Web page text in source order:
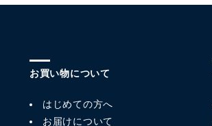
お買い物について
はじめての方へ
お届けについて